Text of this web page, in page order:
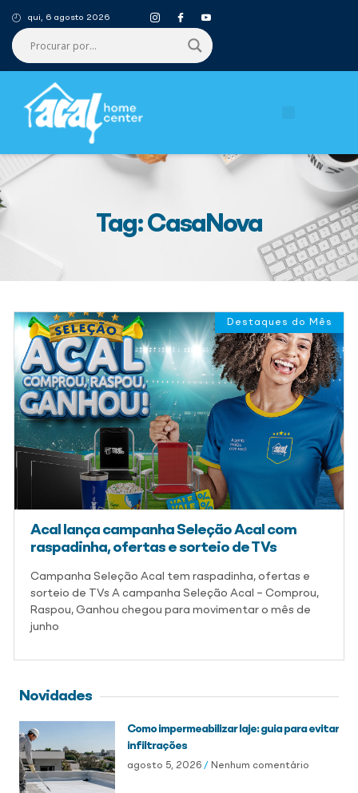
qui, 6 agosto 2026
Tag: CasaNova
Destaques do Mês
Acal lança campanha Seleção Acal com
raspadinha, ofertas e sorteio de TVs
Campanha Seleção Acal tem raspadinha, ofertas e
sorteio de TVs A campanha Seleção Acal – Comprou,
Raspou, Ganhou chegou para movimentar o mês de
junho
Novidades
Como impermeabilizar laje: guia para evitar
infiltrações
agosto 5, 2026 Nenhum comentário